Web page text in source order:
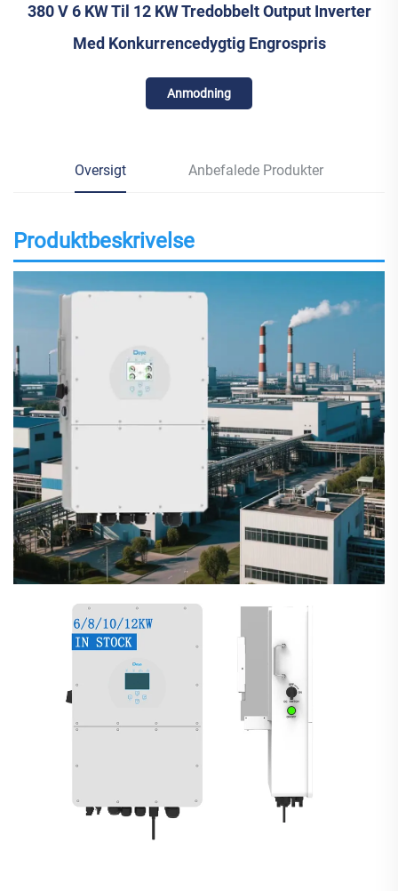
380 V 6 KW Til 12 KW Tredobbelt Output Inverter
Med Konkurrencedygtig Engrospris
Anmodning
Oversigt Anbefalede Produkter
Produktbeskrivelse